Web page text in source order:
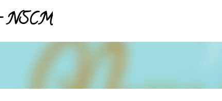
NSCM